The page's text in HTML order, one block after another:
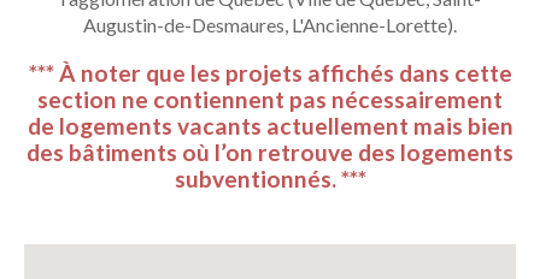
Augustin-de-Desmaures, L'Ancienne-Lorette).
*** À noter que les projets affichés dans cette
section ne contiennent pas nécessairement
de logements vacants actuellement mais bien
des bâtiments où l’on retrouve des logements
subventionnés. ***